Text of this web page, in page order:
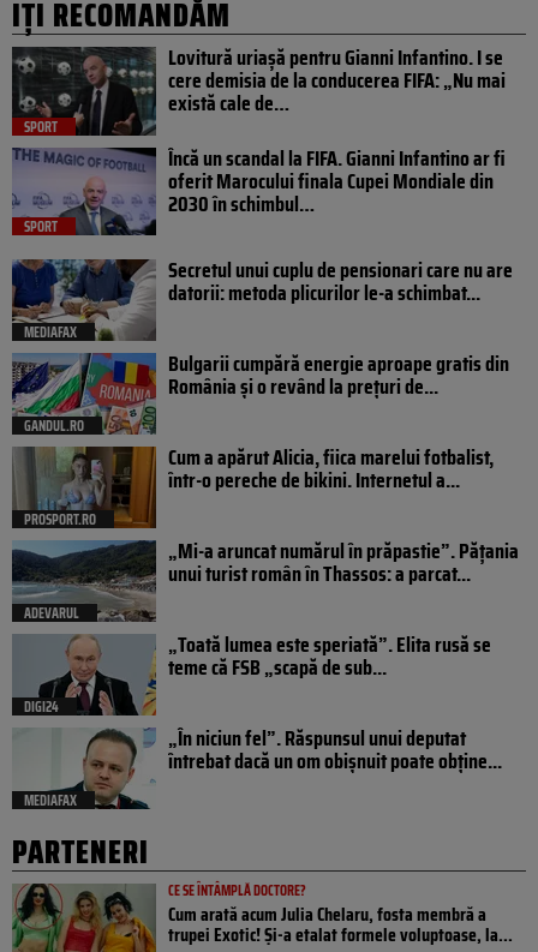
IȚI RECOMANDĂM
SPORT
Lovitură uriașă pentru Gianni Infantino. I se
cere demisia de la conducerea FIFA: „Nu mai
există cale de…
SPORT
Încă un scandal la FIFA. Gianni Infantino ar fi
oferit Marocului finala Cupei Mondiale din
2030 în schimbul…
MEDIAFAX
Secretul unui cuplu de pensionari care nu are
datorii: metoda plicurilor le-a schimbat...
GANDUL.RO
Bulgarii cumpără energie aproape gratis din
România și o revând la prețuri de...
PROSPORT.RO
Cum a apărut Alicia, fiica marelui fotbalist,
într-o pereche de bikini. Internetul a...
ADEVARUL
„Mi-a aruncat numărul în prăpastie”. Pățania
unui turist român în Thassos: a parcat...
DIGI24
„Toată lumea este speriată”. Elita rusă se
teme că FSB „scapă de sub...
MEDIAFAX
„În niciun fel”. Răspunsul unui deputat
întrebat dacă un om obișnuit poate obține...
PARTENERI
CE SE ÎNTÂMPLĂ DOCTORE?
Cum arată acum Julia Chelaru, fosta membră a
trupei Exotic! Și-a etalat formele voluptoase, la...